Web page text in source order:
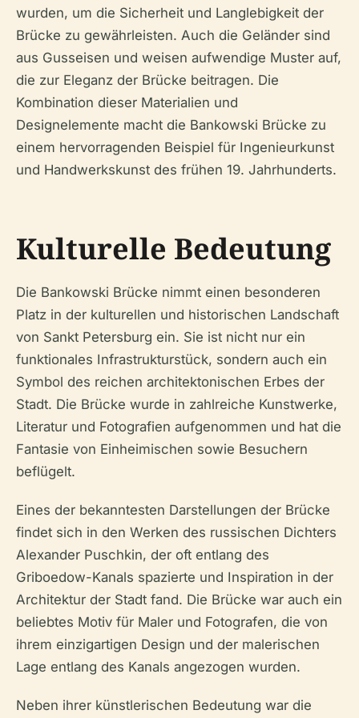
wurden, um die Sicherheit und Langlebigkeit der
Brücke zu gewährleisten. Auch die Geländer sind
aus Gusseisen und weisen aufwendige Muster auf,
die zur Eleganz der Brücke beitragen. Die
Kombination dieser Materialien und
Designelemente macht die Bankowski Brücke zu
einem hervorragenden Beispiel für Ingenieurkunst
und Handwerkskunst des frühen 19. Jahrhunderts.
Kulturelle Bedeutung
Die Bankowski Brücke nimmt einen besonderen
Platz in der kulturellen und historischen Landschaft
von Sankt Petersburg ein. Sie ist nicht nur ein
funktionales Infrastrukturstück, sondern auch ein
Symbol des reichen architektonischen Erbes der
Stadt. Die Brücke wurde in zahlreiche Kunstwerke,
Literatur und Fotografien aufgenommen und hat die
Fantasie von Einheimischen sowie Besuchern
beflügelt.
Eines der bekanntesten Darstellungen der Brücke
findet sich in den Werken des russischen Dichters
Alexander Puschkin, der oft entlang des
Griboedow-Kanals spazierte und Inspiration in der
Architektur der Stadt fand. Die Brücke war auch ein
beliebtes Motiv für Maler und Fotografen, die von
ihrem einzigartigen Design und der malerischen
Lage entlang des Kanals angezogen wurden.
Neben ihrer künstlerischen Bedeutung war die